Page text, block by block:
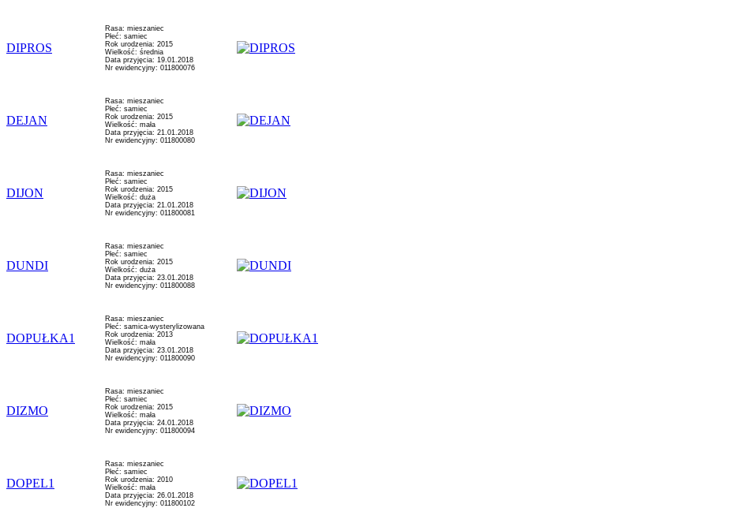
DIPROS
Rasa: mieszaniec
Płeć: samiec
Rok urodzenia: 2015
Wielkość: średnia
Data przyjęcia: 19.01.2018
Nr ewidencyjny: 011800076
DEJAN
Rasa: mieszaniec
Płeć: samiec
Rok urodzenia: 2015
Wielkość: mała
Data przyjęcia: 21.01.2018
Nr ewidencyjny: 011800080
DIJON
Rasa: mieszaniec
Płeć: samiec
Rok urodzenia: 2015
Wielkość: duża
Data przyjęcia: 21.01.2018
Nr ewidencyjny: 011800081
DUNDI
Rasa: mieszaniec
Płeć: samiec
Rok urodzenia: 2015
Wielkość: duża
Data przyjęcia: 23.01.2018
Nr ewidencyjny: 011800088
DOPUŁKA1
Rasa: mieszaniec
Płeć: samica-wysterylizowana
Rok urodzenia: 2013
Wielkość: mała
Data przyjęcia: 23.01.2018
Nr ewidencyjny: 011800090
DIZMO
Rasa: mieszaniec
Płeć: samiec
Rok urodzenia: 2015
Wielkość: mała
Data przyjęcia: 24.01.2018
Nr ewidencyjny: 011800094
DOPEL1
Rasa: mieszaniec
Płeć: samiec
Rok urodzenia: 2010
Wielkość: mała
Data przyjęcia: 26.01.2018
Nr ewidencyjny: 011800102